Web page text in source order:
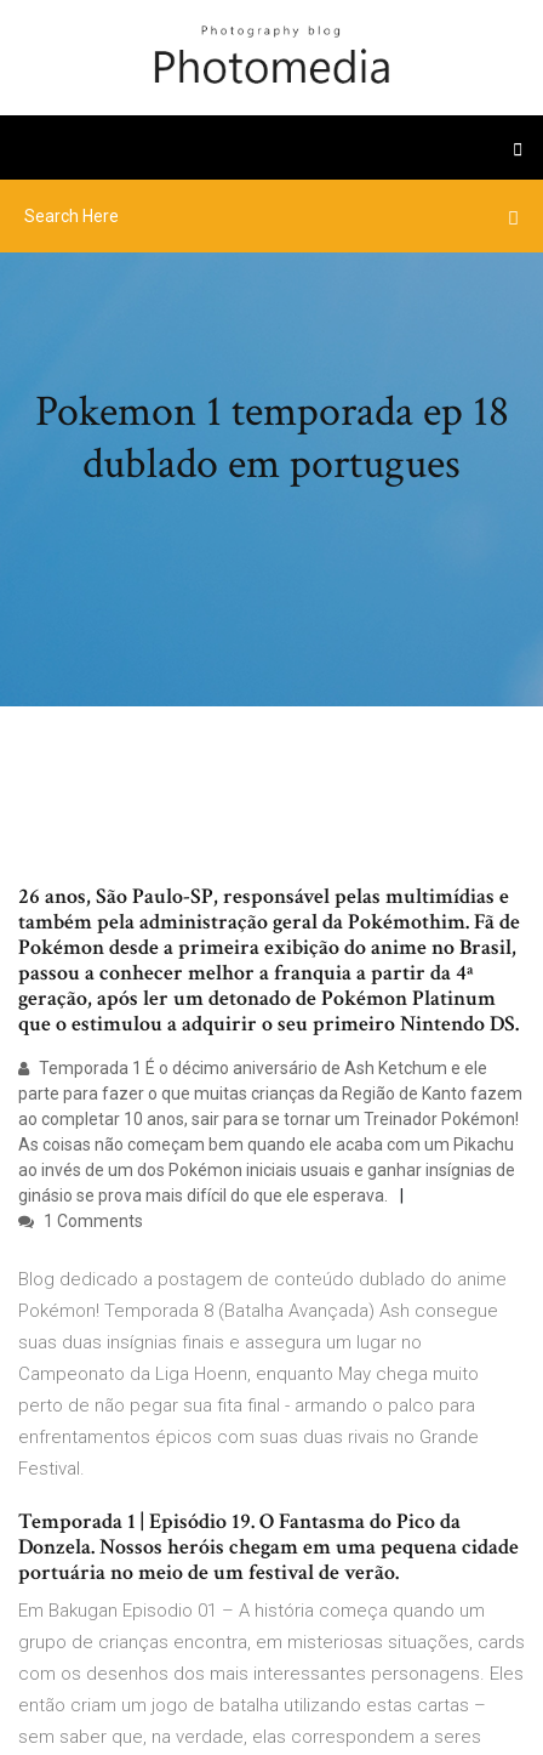
Pokemon 1 temporada ep 18
dublado em portugues
26 anos, São Paulo-SP, responsável pelas multimídias e
também pela administração geral da Pokémothim. Fã de
Pokémon desde a primeira exibição do anime no Brasil,
passou a conhecer melhor a franquia a partir da 4ª
geração, após ler um detonado de Pokémon Platinum
que o estimulou a adquirir o seu primeiro Nintendo DS.
Temporada 1 É o décimo aniversário de Ash Ketchum e ele
parte para fazer o que muitas crianças da Região de Kanto fazem
ao completar 10 anos, sair para se tornar um Treinador Pokémon!
As coisas não começam bem quando ele acaba com um Pikachu
ao invés de um dos Pokémon iniciais usuais e ganhar insígnias de
ginásio se prova mais difícil do que ele esperava.
1 Comments
Blog dedicado a postagem de conteúdo dublado do anime
Pokémon! Temporada 8 (Batalha Avançada) Ash consegue
suas duas insígnias finais e assegura um lugar no
Campeonato da Liga Hoenn, enquanto May chega muito
perto de não pegar sua fita final - armando o palco para
enfrentamentos épicos com suas duas rivais no Grande
Festival.
Temporada 1 | Episódio 19. O Fantasma do Pico da
Donzela. Nossos heróis chegam em uma pequena cidade
portuária no meio de um festival de verão.
Em Bakugan Episodio 01 – A história começa quando um
grupo de crianças encontra, em misteriosas situações, cards
com os desenhos dos mais interessantes personagens. Eles
então criam um jogo de batalha utilizando estas cartas –
sem saber que, na verdade, elas correspondem a seres